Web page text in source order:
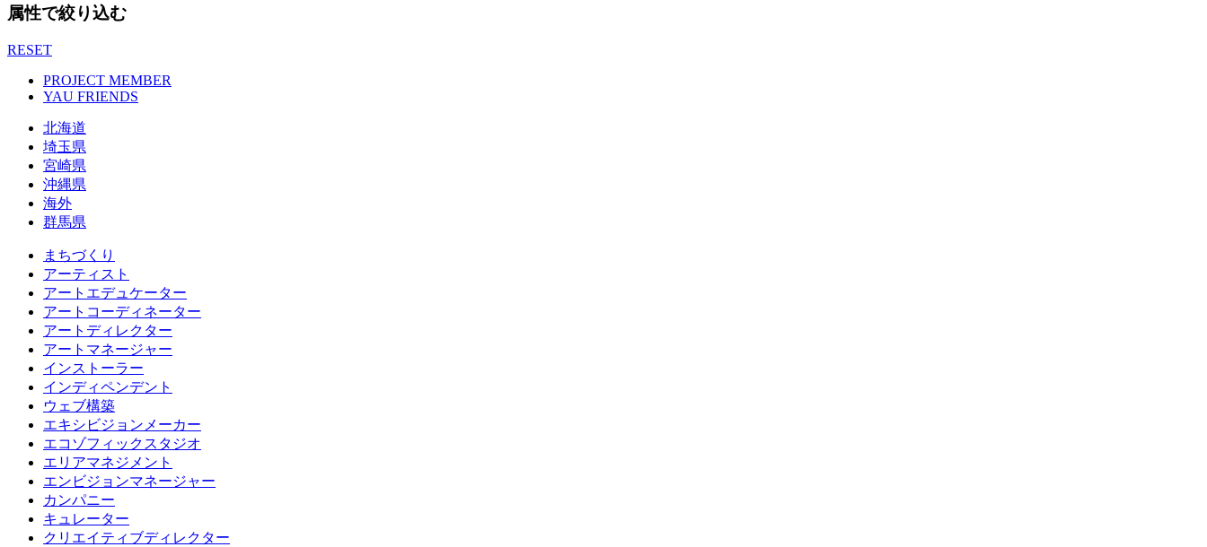
属性で絞り込む
RESET
PROJECT MEMBER
YAU FRIENDS
北海道
埼玉県
宮崎県
沖縄県
海外
群馬県
まちづくり
アーティスト
アートエデュケーター
アートコーディネーター
アートディレクター
アートマネージャー
インストーラー
インディペンデント
ウェブ構築
エキシビジョンメーカー
エコゾフィックスタジオ
エリアマネジメント
エンビジョンマネージャー
カンパニー
キュレーター
クリエイティブディレクター